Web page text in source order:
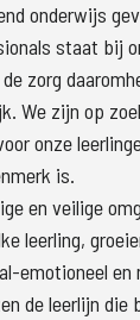
onderwijs
staat bij
zorg
We zijn op
onze
is.
leerling,
emotioneel en
de leerlijn die